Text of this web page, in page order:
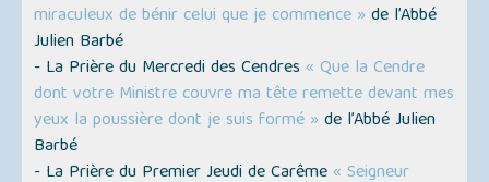
miraculeux de bénir celui que je commence » de l’Abbé
Julien Barbé
- La Prière du Mercredi des Cendres « Que la Cendre
dont votre Ministre couvre ma tête remette devant mes
yeux la poussière dont je suis formé » de l’Abbé Julien
Barbé
- La Prière du Premier Jeudi de Carême « Seigneur